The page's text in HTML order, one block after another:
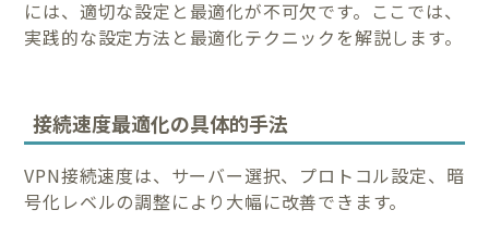
には、適切な設定と最適化が不可欠です。ここでは、
実践的な設定方法と最適化テクニックを解説します。
接続速度最適化の具体的手法
VPN接続速度は、サーバー選択、プロトコル設定、暗
号化レベルの調整により大幅に改善できます。